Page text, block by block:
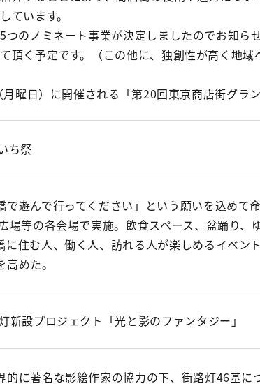
ています。
のノミネート事業が決定しましたのでお知ら
頂く予定です。（この他に、独創性が高く地
曜日）に開催される「第20回東京商店街グラン
ち祭
で遊んで行ってください」という願いを込め
場等の各会場で実施。飲食スペース、盆踊り
に住む人、働く人、訪れる人が楽しめるイベン
高めた。
新設プロジェクト「光と影のファンタジー」
的に著名な影絵作家の協力の下、街路灯46基に